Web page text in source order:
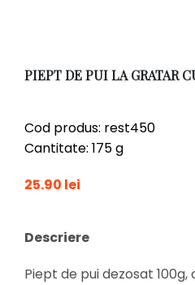
PIEPT DE PUI LA GRATAR
Cod produs: rest450
Cantitate: 175 g
25.90 lei
Descriere
Piept de pui dezosat